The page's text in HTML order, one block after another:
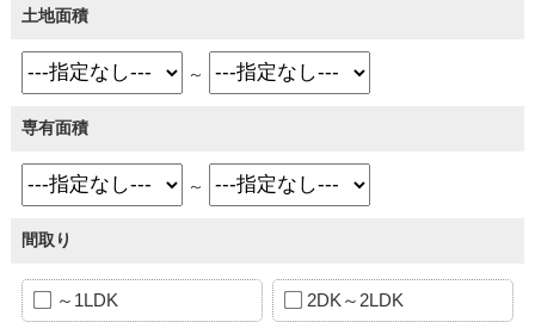
土地面積
～
専有面積
～
間取り
～1LDK 2DK～2LDK